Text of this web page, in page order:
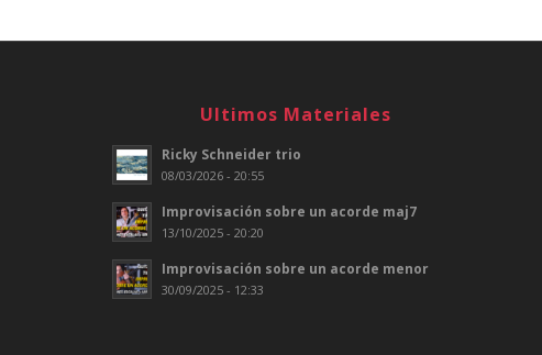
Ultimos Materiales
Ricky Schneider trio
08/03/2026 - 20:55
Improvisación sobre un acorde maj7
13/10/2025 - 20:20
Improvisación sobre un acorde menor
30/09/2025 - 12:33